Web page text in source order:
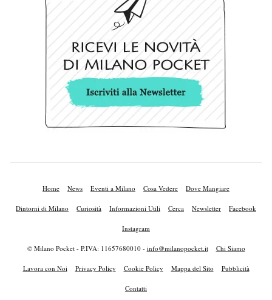
Home News Eventi a Milano Cosa Vedere Dove Mangiare
Dintorni di Milano Curiosità Informazioni Utili Cerca Newsletter Facebook
Instagram
© Milano Pocket - P.IVA: 11657680010 - info@milanopocket.it Chi Siamo
Lavora con Noi Privacy Policy Cookie Policy Mappa del Sito Pubblicità
Contatti